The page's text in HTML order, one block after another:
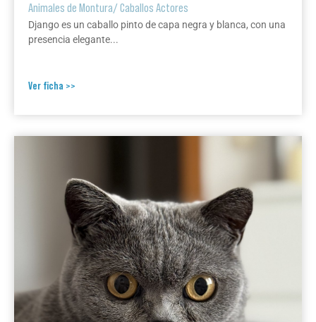
Animales de Montura/Caballos Actores
Django es un caballo pinto de capa negra y blanca, con una
presencia elegante...
Ver ficha >>